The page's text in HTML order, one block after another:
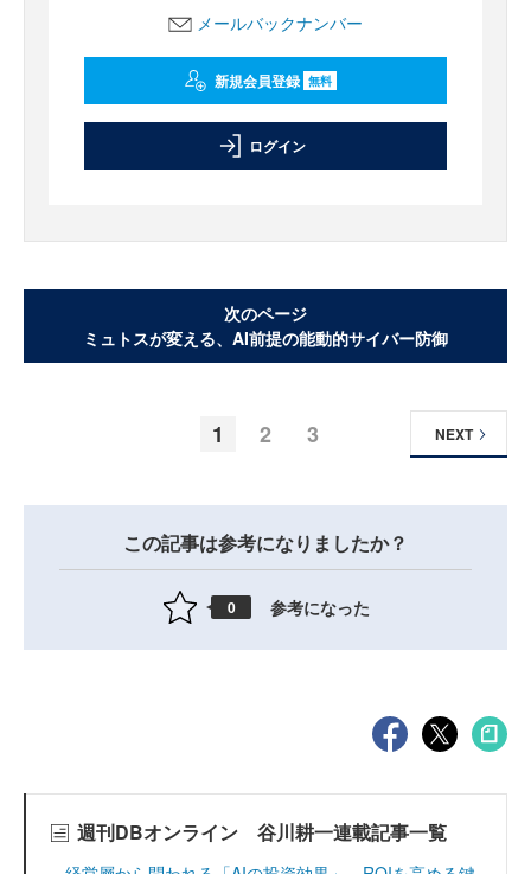
メールバックナンバー
新規会員登録 無料
ログイン
次のページ
ミュトスが変える、AI前提の能動的サイバー防御
1 2 3 NEXT
この記事は参考になりましたか？
0 参考になった
週刊DBオンライン 谷川耕一連載記事一覧